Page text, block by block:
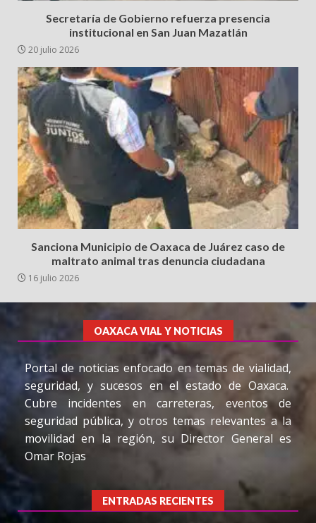
Secretaría de Gobierno refuerza presencia
institucional en San Juan Mazatlán
20 julio 2026
Sanciona Municipio de Oaxaca de Juárez caso de
maltrato animal tras denuncia ciudadana
16 julio 2026
OAXACA VIAL Y NOTICIAS
Portal de noticias enfocado en temas de vialidad,
seguridad, y sucesos en el estado de Oaxaca.
Cubre incidentes en carreteras, eventos de
seguridad pública, y otros temas relevantes a la
movilidad en la región, su Director General es
Omar Rojas
ENTRADAS RECIENTES